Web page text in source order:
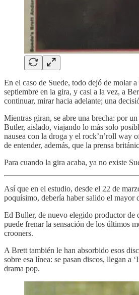
En el caso de Suede, todo dejó de molar
septiembre en la gira, y casi a la vez, a
continuar, mirar hacia adelante; una
Mientras giran, se abre una brecha: por
Butler, aislado, viajando lo más solo
nausea con la droga y el rock’n’roll way
de entender, además, que la prensa
Para cuando la gira acaba, ya no existe
Así que en el estudio, desde el 22 de
poquísimo, debería haber salido el mayor
Ed Buller, de nuevo elegido productor de
puede frenar la sensación de los últimos
crooners.
A Brett también le han absorbido esos
sobre esa línea: se pasan discos, llegan
drama pop.